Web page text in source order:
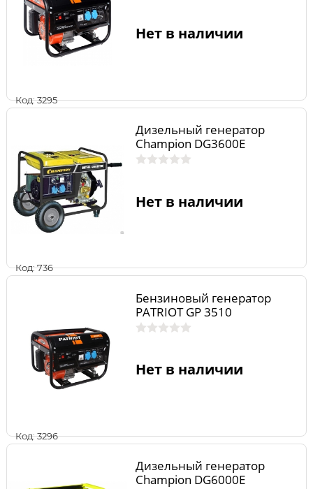
Код: 3295
Нет в наличии
Код: 736
Дизельный генератор
Champion DG3600E
Нет в наличии
Код: 3296
Бензиновый генератор
PATRIOT GP 3510
Нет в наличии
Дизельный генератор
Champion DG6000E